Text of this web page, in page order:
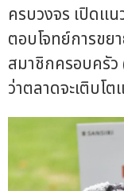
ครบวงจร เปิดแ
ตอบโจทย์การขย
สมาชิกครอบครั
ว่าตลาดจะเติบโ